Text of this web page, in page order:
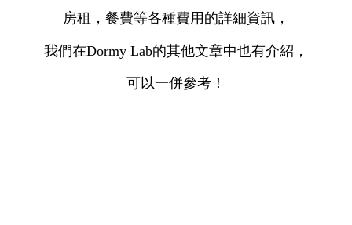
房租，餐費等各種費用的詳細資訊，
我們在Dormy Lab的其他文章中也有介紹，
可以一併參考！